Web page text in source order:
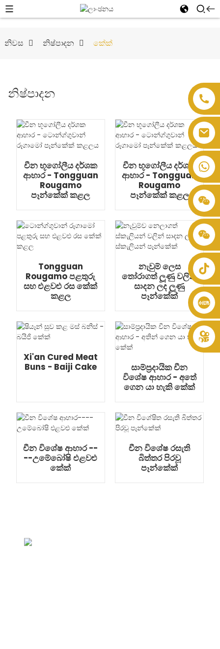
+86 8619946512999
නිවස නිෂ්පාදන කේක්
නිෂ්පාදන
චීන භූගෝලීය දර්ශක
ආහාර - Tongguan
Rougamo
පෑන්කේක් කළල
චීන භූගෝලීය දර්ශක
ආහාර - Tongguan
Rougamo
පෑන්කේක් කළල
Tongguan
Rougamo පළතුරු
සහ එළවළු රස කේක්
කළල
නැවුම් ලෙස
තෝරාගත් ලූණු වලින්
සාදන ලද ලූණු
පෑන්කේක්
Xi'an Cured Meat
Buns - Baiji Cake
සාම්ප්‍රදායික චීන
විශේෂ ආහාර - අතේ
ගෙන යා හැකි කේක්
චීන විශේෂ ආහාර --
--උමේබෝෂි එළවළු
කේක්
චීන විශේෂ රසැති
බිත්තර පිරවූ
පෑන්කේක්